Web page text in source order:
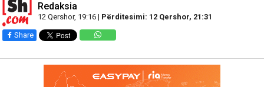
Redaksia
12 Qershor, 19:16 | Përditesimi: 12 Qershor, 21:31
Share